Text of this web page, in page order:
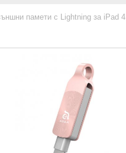
памети с Lightning за iPad 4